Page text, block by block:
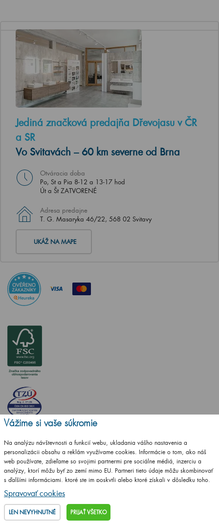
Jediná značková predajňa Dřevojasu v ČR
a SR
Vo Svitavách – 60 km severne od Brna
Otváracia doba
Po, St a Pia 8-12 a 13-17 hod
Út a Št ZATVORENÉ
Adresa predajne
T. G. Masaryka 46/22, 568 02 Svitavy
UKÁŽ NA MAPE
Vytvorilo studioCZECHGROUP.cz
© 2009 - 2025 Kúpeľnový nábytok Dřevojas v. d.,
Vážime si vaše súkromie
Na analýzu návštevnosti a funkcií webu, ukladania vášho nastavenia a
personalizácii obsahu a reklám využívame cookies. Informácie o tom, ako náš
web používate, zdieľame so svojimi partnermi pre sociálne médiá, inzerciu a
analýzy, ktorí môžu byť zo zemí mimo EU. Partneri tieto údaje môžu skombinovať
s ďalšími informáciami, ktoré ste im poskytli alebo ktoré získali v dôsledku toho,
že používate ich služby.
Spravovať cookies
LEN NEVYHNUTNÉ PRIJAŤ VŠETKO